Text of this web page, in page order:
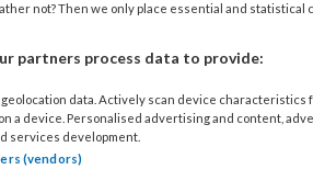
voor collectieve
twee collega’s in
naast hun reguliere
not? Then we only place essential and statistical
partners process data to provide:
data. Actively scan device characteristics
a device. Personalised advertising and content,
services development.
(vendors)